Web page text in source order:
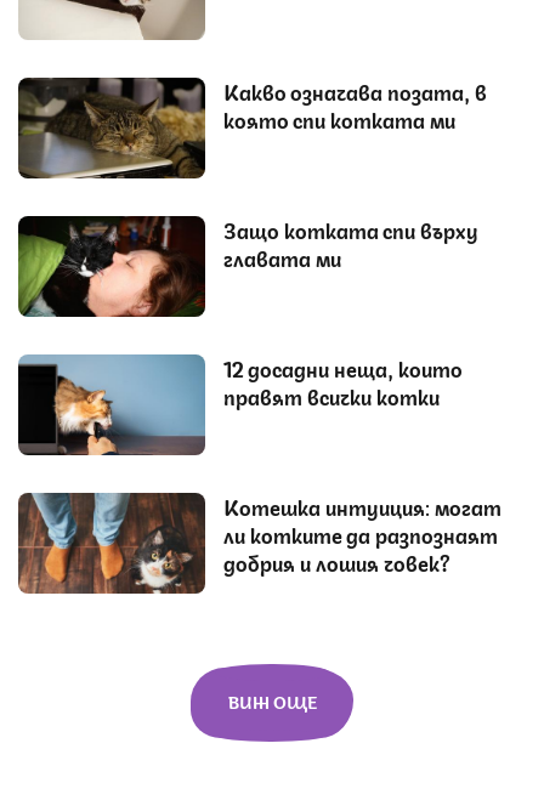
Какво означава позата, в
която спи котката ми
Защо котката спи върху
главата ми
12 досадни неща, които
правят всички котки
Котешка интуиция: могат
ли котките да разпознаят
добрия и лошия човек?
ВИЖ ОЩЕ